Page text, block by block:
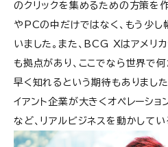
のクリックを集めるための方策を
やPCの中だけではなく、もう少
いました。また、BCG Xはアメリ
も拠点があり、ここでなら世界で
早く知れるという期待もありました
イアント企業が大きくオペレーシ
など、リアルビジネスを動かしてい